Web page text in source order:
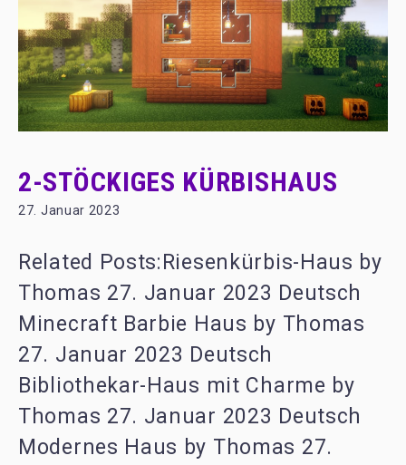
2-STÖCKIGES KÜRBISHAUS
27. Januar 2023
Related Posts:Riesenkürbis-Haus by
Thomas 27. Januar 2023 Deutsch
Minecraft Barbie Haus by Thomas
27. Januar 2023 Deutsch
Bibliothekar-Haus mit Charme by
Thomas 27. Januar 2023 Deutsch
Modernes Haus by Thomas 27.